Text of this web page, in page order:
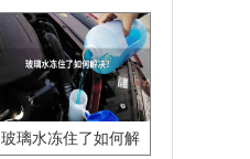
玻璃水冻住了如何解